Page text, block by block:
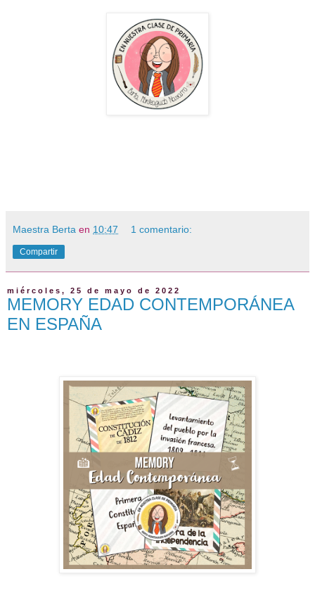
Maestra Berta en 10:47 1 comentario:
Compartir
miércoles, 25 de mayo de 2022
MEMORY EDAD CONTEMPORÁNEA
EN ESPAÑA